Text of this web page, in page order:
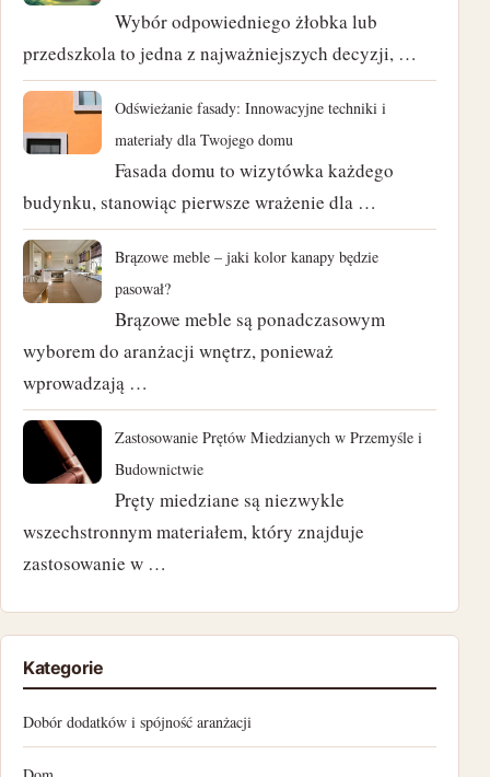
maj 2024
kwiecień 2024
marzec 2024
listopad 2023
październik 2023
czerwiec 2023
marzec 2023
luty 2023
styczeń 2023
listopad 2022
październik 2022
wrzesień 2022
Wybór odpowiedniego żłobka lub
przedszkola to jedna z najważniejszych decyzji, …
Odświeżanie fasady: Innowacyjne techniki i
materiały dla Twojego domu
Fasada domu to wizytówka każdego
budynku, stanowiąc pierwsze wrażenie dla …
Brązowe meble – jaki kolor kanapy będzie
pasował?
Brązowe meble są ponadczasowym
wyborem do aranżacji wnętrz, ponieważ
wprowadzają …
Zastosowanie Prętów Miedzianych w Przemyśle i
Budownictwie
Pręty miedziane są niezwykle
wszechstronnym materiałem, który znajduje
zastosowanie w …
Kategorie
Dobór dodatków i spójność aranżacji